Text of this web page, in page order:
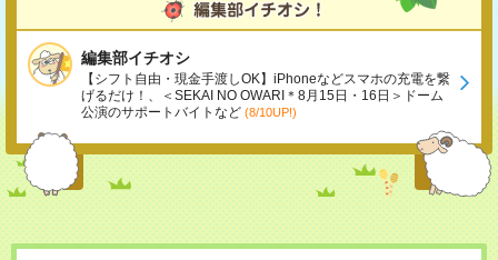
編集部イチオシ
【シフト自由・現金手渡しOK】iPhoneなどスマホの充電を繋
げるだけ！、＜SEKAI NO OWARI＊8月15日・16日＞ドーム
公演のサポートバイトなど (8/10UP!)